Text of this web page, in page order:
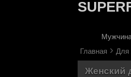
Главная › Для
Женский